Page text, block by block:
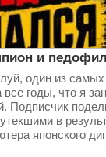
и
один из
все годы, что я
Подписчик
в
японского